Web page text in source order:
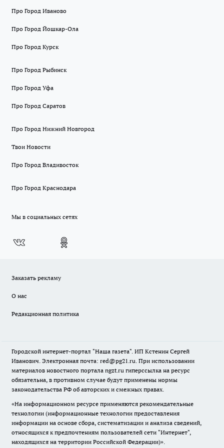
Про Город Иваново
Про Город Йошкар-Ола
Про Город Курск
Про Город Рыбинск
Про Город Уфа
Про Город Саратов
Про Город Нижний Новгород
Твои Новости
Про Город Владивосток
Про Город Краснодара
Мы в социальных сетях
Заказать рекламу
О нас
Редакционная политика
Городской интернет-портал "Наша газета". ИП Кстенин Сергей
Иванович. Электронная почта: red@pg21.ru. При использовании
материалов новостного портала ngzt.ru гиперссылка на ресурс
обязательна, в противном случае будут применены нормы
законодательства РФ об авторских и смежных правах.
«На информационном ресурсе применяются рекомендательные
технологии (информационные технологии предоставления
информации на основе сбора, систематизации и анализа сведений,
относящихся к предпочтениям пользователей сети "Интернет",
находящихся на территории Российской Федерации)».